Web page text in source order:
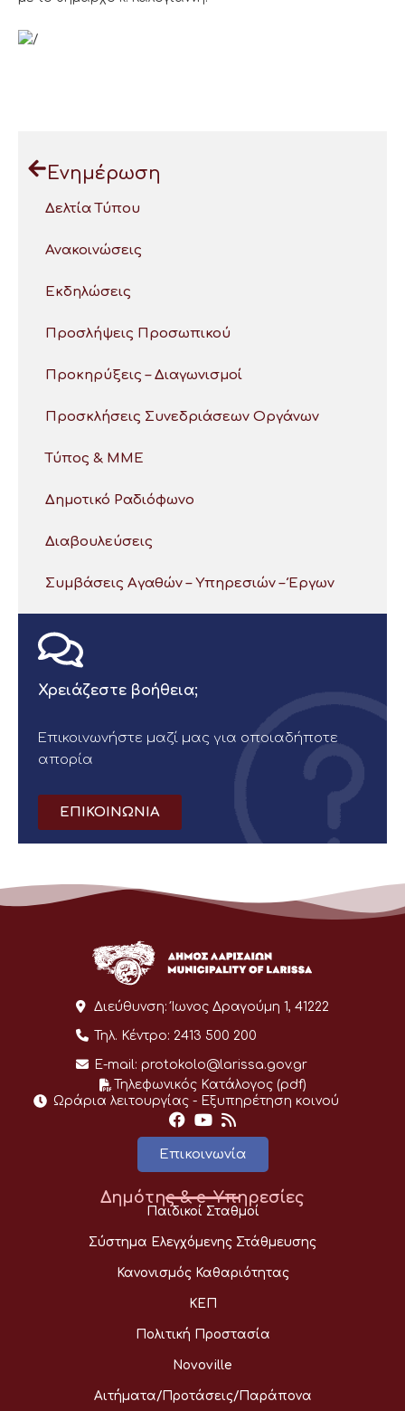
Ενημέρωση
Δελτία Τύπου
Ανακοινώσεις
Εκδηλώσεις
Προσλήψεις Προσωπικού
Προκηρύξεις – Διαγωνισμοί
Προσκλήσεις Συνεδριάσεων Οργάνων
Τύπος & ΜΜΕ
Δημοτικό Ραδιόφωνο
Διαβουλεύσεις
Συμβάσεις Αγαθών – Υπηρεσιών – Έργων
Χρειάζεστε βοήθεια;
Επικοινωνήστε μαζί μας για οποιαδήποτε
απορία
ΕΠΙΚΟΙΝΩΝΙΑ
Διεύθυνση: Ίωνος Δραγούμη 1, 41222
Τηλ. Κέντρο: 2413 500 200
E-mail: protokolo@larissa.gov.gr
Τηλεφωνικός Κατάλογος (pdf)
Ωράρια λειτουργίας - Eξυπηρέτηση κοινού
Επικοινωνία
Δημότης & e-Υπηρεσίες
Παιδικοί Σταθμοί
Σύστημα Ελεγχόμενης Στάθμευσης
Κανονισμός Καθαριότητας
ΚΕΠ
Πολιτική Προστασία
Novoville
Αιτήματα/Προτάσεις/Παράπονα